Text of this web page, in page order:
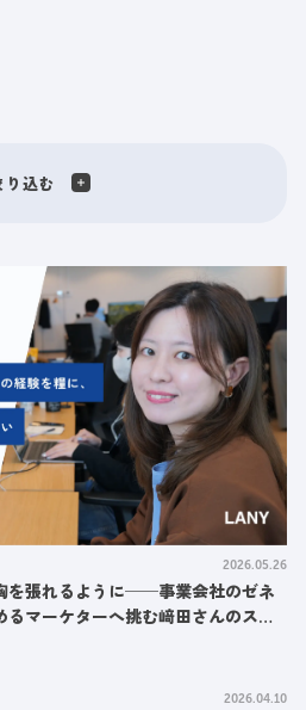
り込む
2026.05.26
を張れるように──事業会社のゼネ
マーケターへ挑む﨑田さんのスト
2026.04.10